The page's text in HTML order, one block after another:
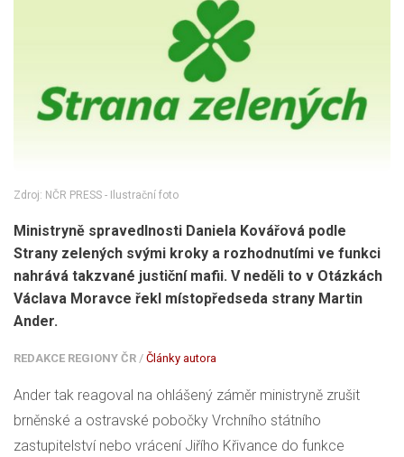
Zdroj: NČR PRESS - Ilustrační foto
Ministryně spravedlnosti Daniela Kovářová podle
Strany zelených svými kroky a rozhodnutími ve funkci
nahrává takzvané justiční mafii. V neděli to v Otázkách
Václava Moravce řekl místopředseda strany Martin
Ander.
REDAKCE REGIONY ČR / Články autora
Ander tak reagoval na ohlášený záměr ministryně zrušit
brněnské a ostravské pobočky Vrchního státního
zastupitelství nebo vrácení Jiřího Křivance do funkce